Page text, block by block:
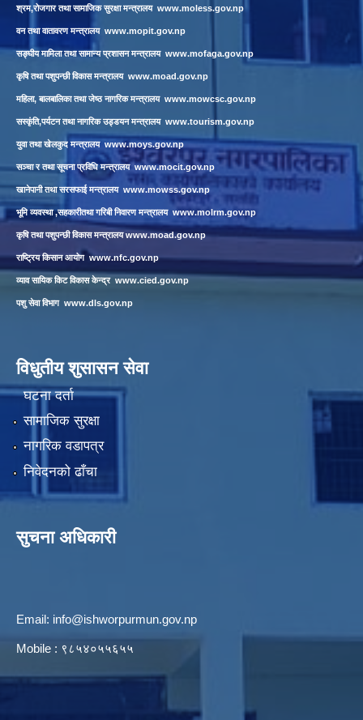
श्रम,रोजगार तथा सामाजिक सुरक्षा मन्त्रालय www.moless.gov.np
वन तथा वातावरण मन्त्रालय www.mopit.gov.np
सङ्घीय मामिला तथा सामान्य प्रशासन मन्त्रालय www.mofaga.gov.np
कृषि तथा पशुपन्छी विकास मन्त्रालय www.moad.gov.np
महिला, बालबालिका तथा जेष्ठ नागरिक मन्त्रालय www.mowcsc.gov.np
सस्कृंति,पर्यटन तथा नागरिक उड्डयन मन्त्रालय www.tourism.gov.np
युवा तथा खेलकुद मन्त्रालय www.moys.gov.np
सञ्चा र तथा सूचना प्रविधि मन्त्रालय www.mocit.gov.np
खानेपानी तथा सरसफाई मन्त्रालय www.mowss.gov.np
भूमि व्यवस्था ,सहकारीतथा गरिबी निवारण मन्त्रालय www.molrm.gov.np
कृषि तथा पशुपन्छी विकास मन्त्रालयwww.moad.gov.np
राष्ट्रिय किसान आयोग www.nfc.gov.np
व्याव सायिक किट विकास केन्द्र www.cied.gov.np
पशु सेवा विभाग www.dls.gov.np
विधुतीय शुसासन सेवा
घटना दर्ता
सामाजिक सुरक्षा
नागरिक वडापत्र
निवेदनको ढाँचा
सुचना अधिकारी
Email: info@ishworpurmun.gov.np
Mobile : ९८५४०५५६५५